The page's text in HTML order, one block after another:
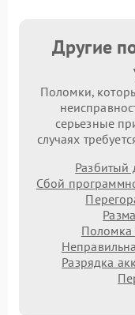
Другие
Поломки,
серьезные
случаях
Разбитый
Сбой
Поломка
Разрядка